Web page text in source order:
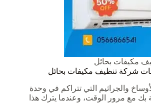
مكيفات بحائل
شركة تنظيف مكيفات بحائل
والجراثيم التي تتراكم في وحدة
بك مع مرور الوقت، وعندما يترك هذا